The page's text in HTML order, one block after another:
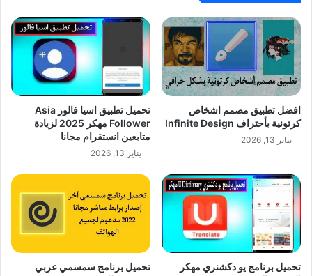
افضل تطبيق مصمم اشخاص
كرتونية بأحتراف Infinite Design‏
يناير 13, 2026
تحميل تطبيق اسيا فالور Asia
Follower مهكر 2025 لزيادة
متابعين انستقرام مجانا
يناير 13, 2026
تحميل برنامج يو دكشنري مهكر
تحميل برنامج سمسمي عربي